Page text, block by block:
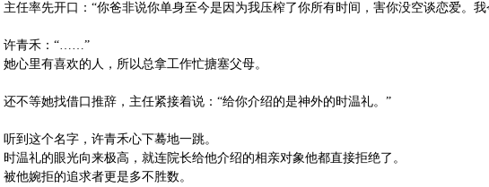
主任率先开口：“你爸非说你单身至今是因为我压榨了你所有时间，害你没空谈恋爱。
许青禾：“……”
她心里有喜欢的人，所以总拿工作忙搪塞父母。
还不等她找借口推辞，主任紧接着说：“给你介绍的是神外的时温礼。”
听到这个名字，许青禾心下蓦地一跳。
时温礼的眼光向来极高，就连院长给他介绍的相亲对象他都直接拒绝了。
被他婉拒的追求者更是多不胜数。